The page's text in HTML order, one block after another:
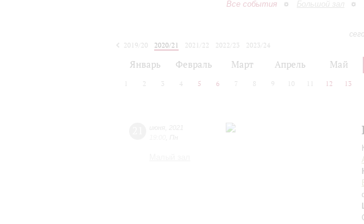
Все события Большой зал
2019/20
2020/21 2021/22 2022/23
2023/24
Январь Февраль Март Апрель Май
2 3 4 5 6 7 8 9 10 12 13